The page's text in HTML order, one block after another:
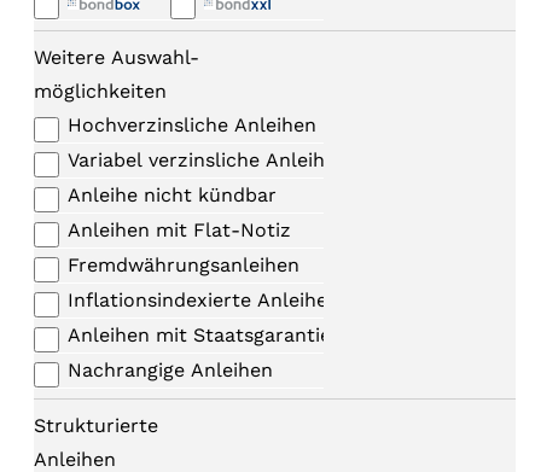
Weitere Auswahl-
möglichkeiten
Hochverzinsliche Anleihen
Variabel verzinsliche Anleihen
Anleihe nicht kündbar
Anleihen mit Flat-Notiz
Fremdwährungsanleihen
Inflationsindexierte Anleihen
Anleihen mit Staatsgarantie
Nachrangige Anleihen
Strukturierte
Anleihen